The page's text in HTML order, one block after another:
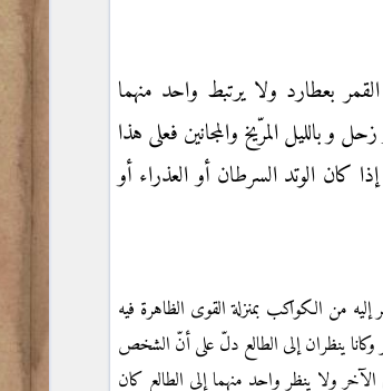
بعطارد ولا يرتبط واحد منهما
وبالليل المرّيخ والمجانين فعلى هذا
كان الوتد السرطان أو العذراء أو
إليه من الكواكب بمنزلة القوى الظاهرة فيه
وكانا ينظران إلى الطالع دلّ على أنّ الشخص
ولا ينظر واحد منهما إلى الطالع كان